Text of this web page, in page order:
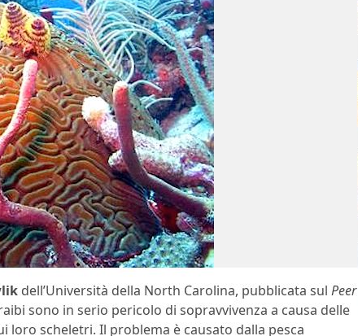
dell’Università della North Carolina, pubblicata sul Peer
sono in serio pericolo di sopravvivenza a causa delle
loro scheletri. Il problema è causato dalla pesca